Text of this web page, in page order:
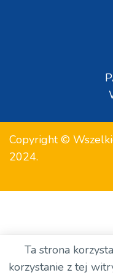
Copyright ©
2024.
Ta strona
korzystanie z tej